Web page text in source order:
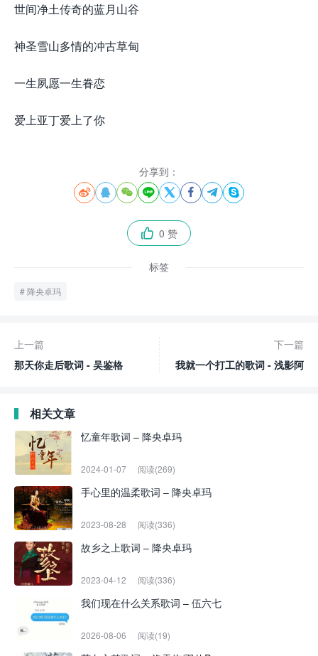
世间净土传奇的蓝月山谷
神圣雪山多情的冲古草甸
一生夙愿一生眷恋
爱上亚丁爱上了你
分享到：
       
 0 赞
标签
降央卓玛
上一篇
那天你走后歌词 - 吴鉴格
下一篇
我就一个打工的歌词 - 浅影阿
相关文章
忆童年歌词 – 降央卓玛
2024-01-07 阅读(269)
手心里的温柔歌词 – 降央卓玛
2023-08-28 阅读(336)
故乡之上歌词 – 降央卓玛
2023-04-12 阅读(336)
我们现在什么关系歌词 – 伍六七
2026-08-06 阅读(19)